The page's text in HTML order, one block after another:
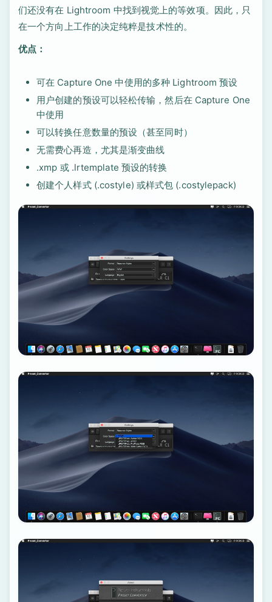
们还没有在 Lightroom 中找到视觉上的等效项。因此，只
在一个方向上工作的决定纯粹是技术性的。
优点：
可在 Capture One 中使用的多种 Lightroom 预设
用户创建的预设可以轻松传输，然后在 Capture One
中使用
可以转换任意数量的预设（甚至同时）
无需费心再造，尤其是渐变曲线
.xmp 或 .lrtemplate 预设的转换
创建个人样式 (.costyle) 或样式包 (.costylepack)